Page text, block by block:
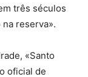
três séculos
reserva».
«Santo
oficial de